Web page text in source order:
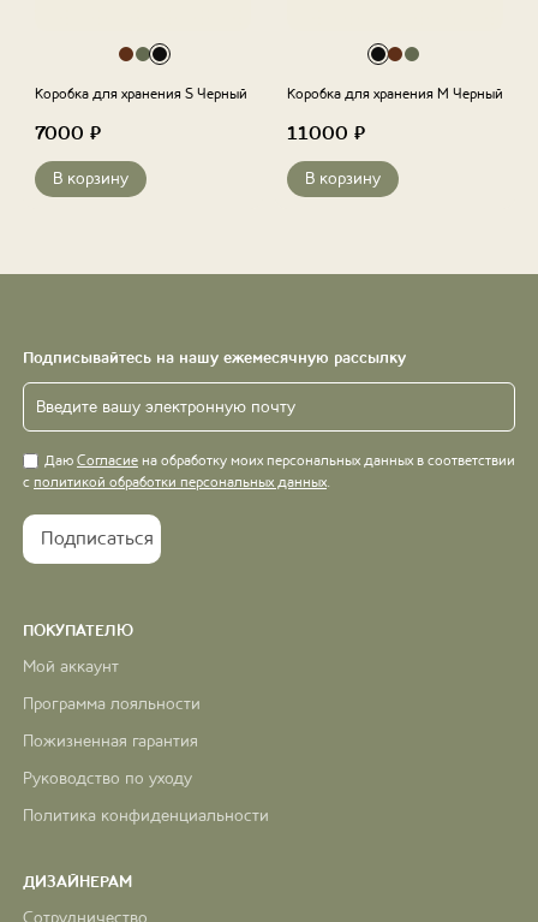
Коробка для хранения S Черный
7000 ₽
В корзину
Коробка для хранения M Черный
11000 ₽
В корзину
Подписывайтесь на нашу ежемесячную рассылку
Даю Согласие на обработку моих персональных данных в соответствии
с политикой обработки персональных данных.
ПОКУПАТЕЛЮ
Мой аккаунт
Программа лояльности
Пожизненная гарантия
Руководство по уходу
Политика конфиденциальности
ДИЗАЙНЕРАМ
Сотрудничество